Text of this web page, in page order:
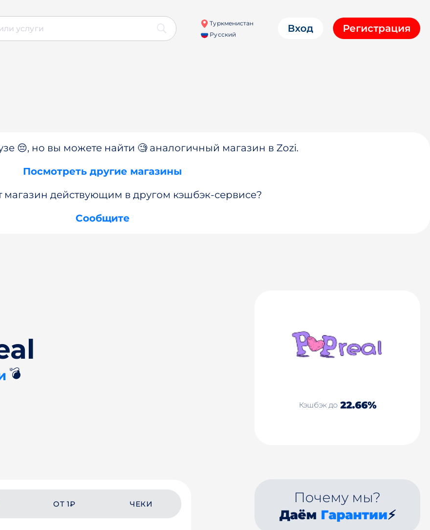
Туркменистан
Русский
Вход Регистрация
😔, но вы можете найти 🧐 аналогичный магазин в Zozi.
Посмотреть другие магазины
магазин действующим в другом кэшбэк-сервисе?
Сообщите
💣
Кэшбэк до 22.66%
ОТ 1₽ ЧЕКИ Почему мы?
Даём Гарантии⚡